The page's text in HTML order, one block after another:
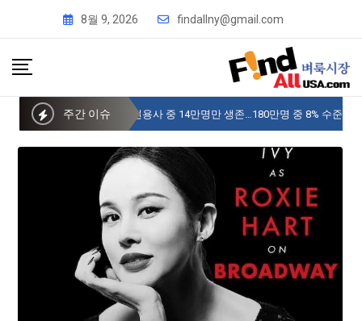
8월 9, 2026 findallny@gmail.com
주간 이슈 사이버 한국외국어대 미주글로벌센터 뉴욕